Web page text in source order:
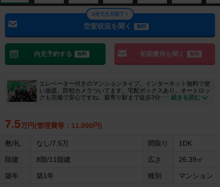
空室状況を聞く 無料
1分で入力完了！
内見予約する 無料 初期費用を聞く 無料
エレベーター付きのマンションタイプ。インターネット無料で使
い放題。防犯カメラついてます。宅配ボックスあり。オートロッ
クも完備で安心ですね。最寄り駅まで徒歩3分 ･･･ 続きを読む
7.5万円(管理費等：11,000円)
敷/礼 なし/7.5万 間取り 1DK
階建 8階/11階建 広さ 26.39㎡
築年 築1年 種別 マンション